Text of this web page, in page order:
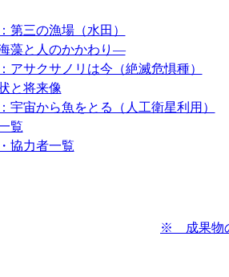
第三の漁場（水田）
と人のかかわり―
アサクサノリは今（絶滅危惧種）
と将来像
宇宙から魚をとる（人工衛星利用）
覧
協力者一覧
※ 成果物